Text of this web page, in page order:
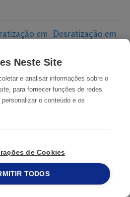
em Desratização em
em
de
Desratização em
Vila Nova de
de
Vila Pouca de
215 913 019
Neste Site
e analisar informações sobre o
para fornecer funções de redes
o conteúdo e os
de Cookies
TODOS